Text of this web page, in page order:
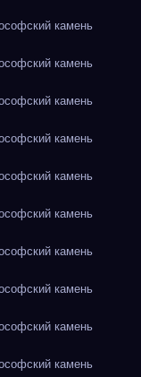
камень
камень
камень
камень
камень
камень
камень
камень
камень
камень